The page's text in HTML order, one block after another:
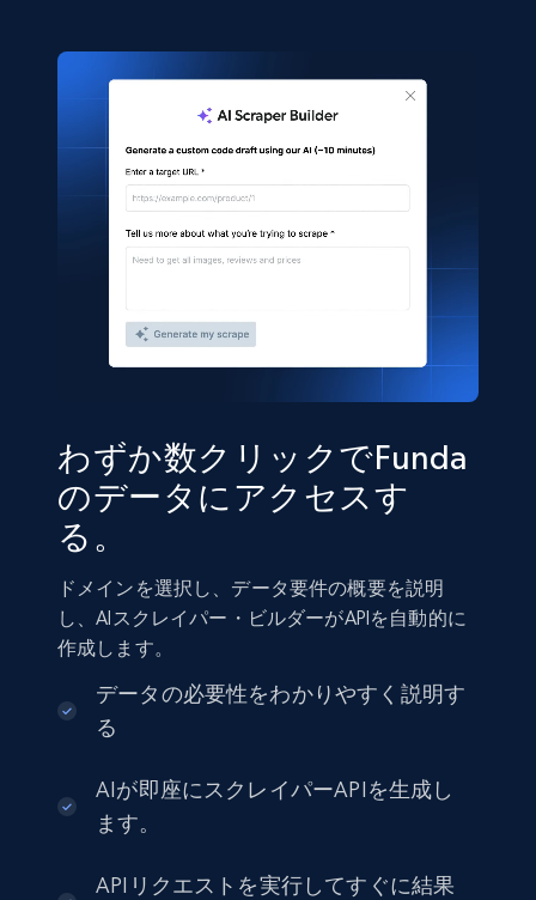
わずか数クリックでFunda
のデータにアクセスす
る。
ドメインを選択し、データ要件の概要を説明
し、AIスクレイパー・ビルダーがAPIを自動的に
作成します。
データの必要性をわかりやすく説明す
る
AIが即座にスクレイパーAPIを生成し
ます。
APIリクエストを実行してすぐに結果